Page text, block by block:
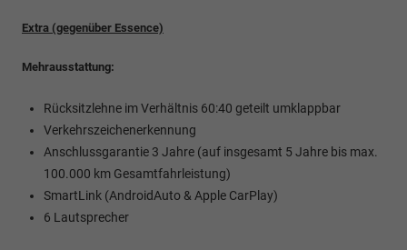
Extra (gegenüber Essence)
Mehrausstattung:
Rücksitzlehne im Verhältnis 60:40 geteilt umklappbar
Verkehrszeichenerkennung
Anschlussgarantie 3 Jahre (auf insgesamt 5 Jahre bis max.
100.000 km Gesamtfahrleistung)
SmartLink (AndroidAuto & Apple CarPlay)
6 Lautsprecher